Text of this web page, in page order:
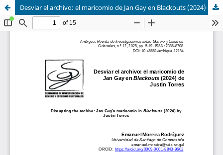
Desviar el archivo: el maricomio de Jan Gay en Blackouts (2024) de Justin Torres.